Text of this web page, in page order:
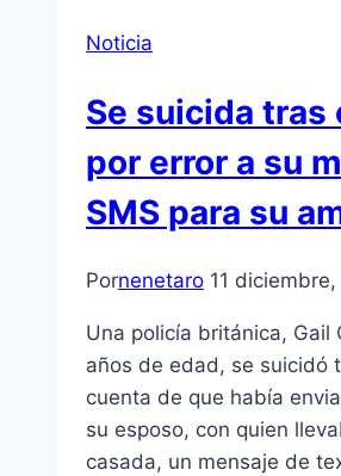
Noticia
Se suicida tras
por error a su
SMS para su
Pornenetaro 11
Una policía británica, Gail
años de edad, se suicidó
cuenta de que había
su esposo, con quien
casada, un mensaje de